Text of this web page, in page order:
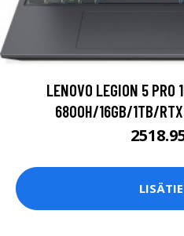
LENOVO LEGION 5
6800H/16GB/1TB/